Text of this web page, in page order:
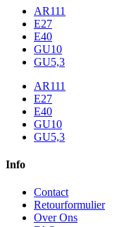
AR111
E27
E40
GU10
GU5,3
AR111
E27
E40
GU10
GU5,3
Info
Contact
Retourformulier
Over Ons